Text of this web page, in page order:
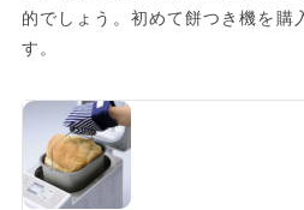
的でしょう。初めて餅つき機を購
す。